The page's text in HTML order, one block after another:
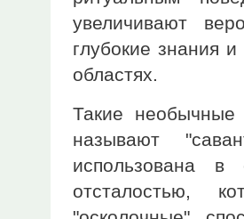
увеличивают
глубокие знания
областях.
Такие необычные
называют
использована в
отсталостью,